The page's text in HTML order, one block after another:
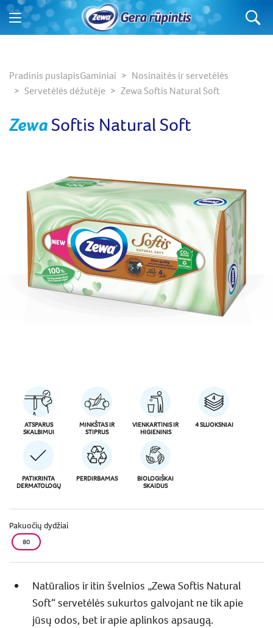
Pradinis puslapisGaminiai
Nosinaitės ir servetėlės
Servetėlės dėžutėje
Zewa Softis Natural Soft
ZewaSoftis Natural Soft
ATSPARUS
SKALBIMUI
MINKŠTAS IR
STIPRUS
VIENKARTINIS IR
HIGIENINIS
4 SLUOKSNIAI
PATIKRINTA
DERMATOLOGŲ
PERDIRBAMAS
BIOLOGIŠKAI
SKAIDUS
Pakuočių dydžiai
80
Natūralios ir itin švelnios „Zewa Softis Natural
Soft“ servetėlės sukurtos galvojant ne tik apie
jūsų odos, bet ir apie aplinkos apsaugą.